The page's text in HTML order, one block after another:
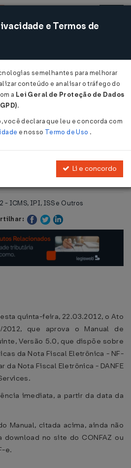
Acessar
NFe Novo
- ICMS, IPI, ISS e Outros
quinta-feira, 22.03.2012, o Ato
2012, que aprova o Manual de
Versão 5.0, que dispõe sobre
da Nota Fiscal Eletrônica - NF-
da Nota Fiscal Eletrônica - DANFE
imediata, a partir da data da
Manual, citada acima, ainda não
no site do CONFAZ ou
e.
e Termos de
semelhantes para melhorar
conteúdo e analisar o tráfego do
a Lei Geral de Proteção de Dados
.
você declara que leu e concorda com
e nosso Termo de Uso .
Li e concordo